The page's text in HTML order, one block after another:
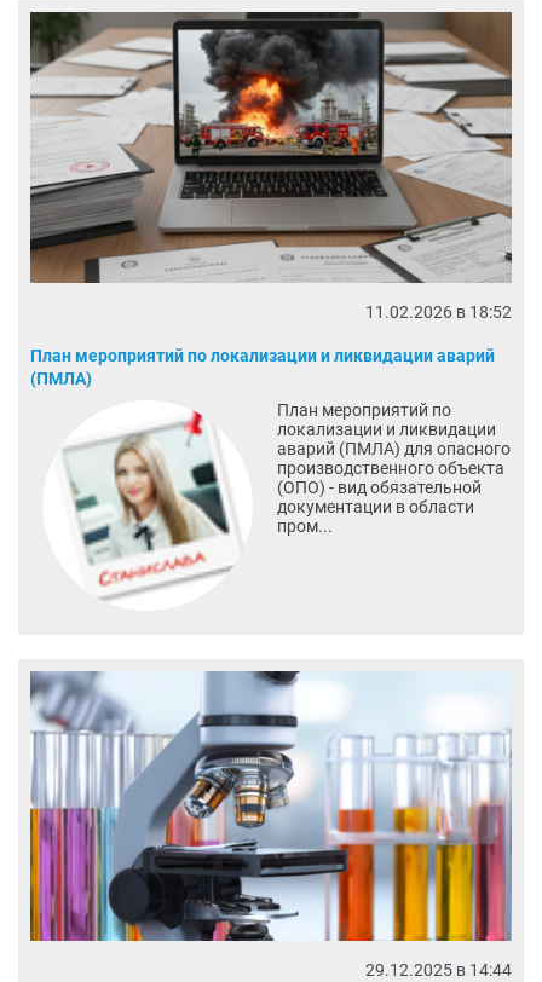
11.02.2026 в 18:52
План мероприятий по локализации и ликвидации аварий
(ПМЛА)
План мероприятий по
локализации и ликвидации
аварий (ПМЛА) для опасного
производственного объекта
(ОПО) - вид обязательной
документации в области
пром...
29.12.2025 в 14:44